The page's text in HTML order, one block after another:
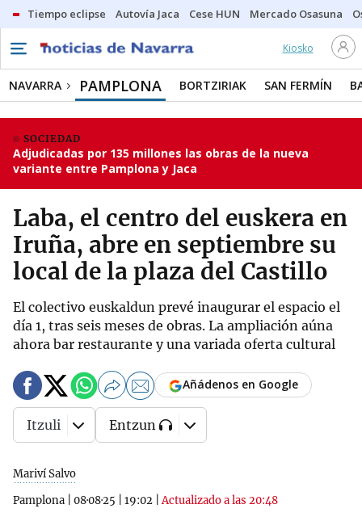
Tiempo eclipse Autovía Jaca Cese HUN Mercado Osasuna
Kiosko
NAVARRA PAMPLONA BORTZIRIAK SAN FERMÍN
SOCIEDAD
Adjudicadas por 135 millones las obras de la nueva
variante entre Pamplona y Jaca
Laba, el centro del euskera en
Iruña, abre en septiembre su
local de la plaza del Castillo
El colectivo euskaldun prevé inaugurar el espacio el
día 1, tras seis meses de obras. La ampliación aúna
ahora bar restaurante y una variada oferta cultural
Mariví Salvo
Pamplona
08·08·25 19:02 |Actualizado a las 20:48
Añádenos en Google
Itzuli Entzun